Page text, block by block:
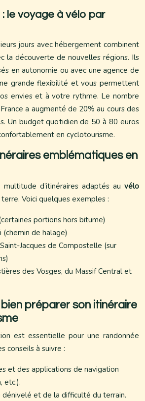
le voyage à vélo par
jours avec hébergement combinent
la découverte de nouvelles régions. Ils
en autonomie ou avec une agence de
grande flexibilité et vous permettent
envies et à votre rythme. Le nombre
a augmenté de 20% au cours des
Un budget quotidien de 50 à 80 euros
en cyclotourisme.
emblématiques en
d’itinéraires adaptés au vélo
Voici quelques exemples :
portions hors bitume)
(chemin de halage)
Jacques de Compostelle (sur
des Vosges, du Massif Central et
préparer son itinéraire
est essentielle pour une randonnée
conseils à suivre :
et des applications de navigation
etc.).
dénivelé et de la difficulté du terrain.